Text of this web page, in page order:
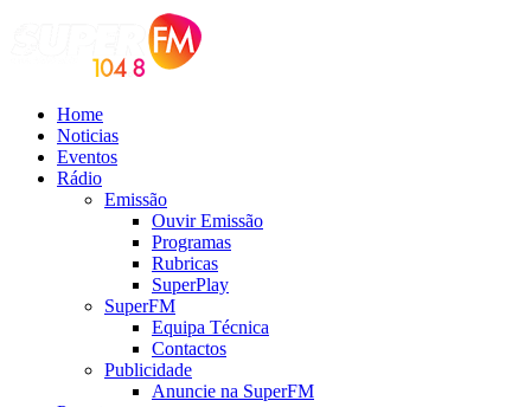
Home
Noticias
Eventos
Rádio
Emissão
Ouvir Emissão
Programas
Rubricas
SuperPlay
SuperFM
Equipa Técnica
Contactos
Publicidade
Anuncie na SuperFM